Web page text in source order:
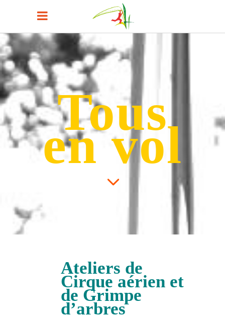
Tous
en vol
Ateliers de
Cirque aérien et
de Grimpe
d’arbres